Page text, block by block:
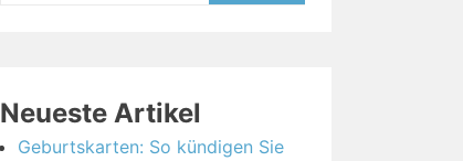
Neueste Artikel
Geburtskarten: So kündigen Sie